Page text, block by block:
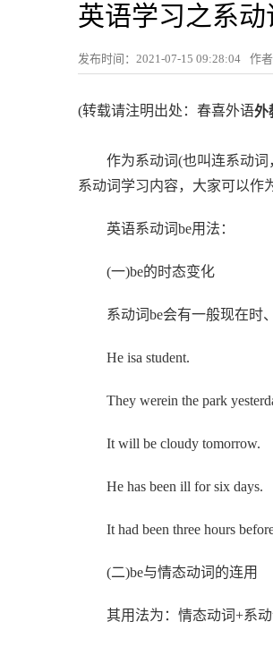
英语学习之系动
发布时间：2021-07-15 09:28:04 作者
(转载请注明出处：春喜外语外
作为系动词(也叫连系动词
系动词学习内容，大家可以作
英语系动词be用法：
(一)be的时态变化
系动词be会有一般现在时、
He isa student.
They werein the park
It will be cloudy tomorrow.
He has been ill for six days.
It had been three hours before
(二)be与情态动词的连用
其用法为：情态动词+系动